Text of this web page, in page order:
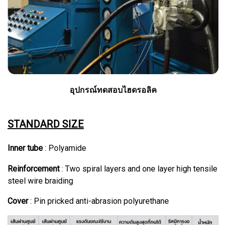
อุปกรณ์ทดสอบไฮดรอลิค
STANDARD SIZE
Inner tube : Polyamide
Reinforcement: Two spiral layers and one layer high tensile
steel wire braiding
Cover: Pin pricked anti-abrasion polyurethane